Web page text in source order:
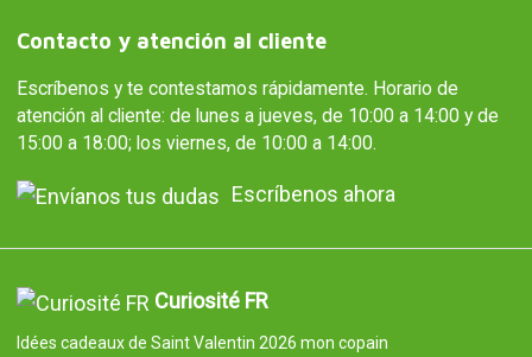
Contacto y atención al cliente
Escríbenos y te contestamos rápidamente. Horario de
atención al cliente: de lunes a jueves, de 10:00 a 14:00 y de
15:00 a 18:00; los viernes, de 10:00 a 14:00.
Escríbenos ahora
Curiosité FR
Idées cadeaux de Saint Valentin 2026 mon copain